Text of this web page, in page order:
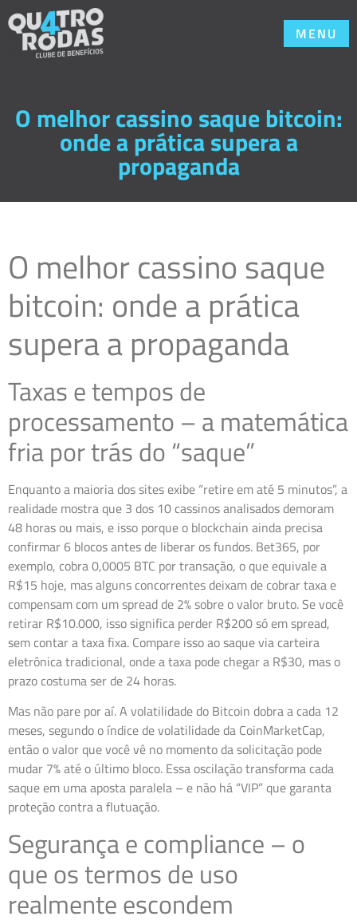
MENU
O melhor cassino saque bitcoin:
onde a prática supera a
propaganda
O melhor cassino saque
bitcoin: onde a prática
supera a propaganda
Taxas e tempos de
processamento – a matemática
fria por trás do “saque”
Enquanto a maioria dos sites exibe “retire em até 5 minutos”, a
realidade mostra que 3 dos 10 cassinos analisados demoram
48 horas ou mais, e isso porque o blockchain ainda precisa
confirmar 6 blocos antes de liberar os fundos. Bet365, por
exemplo, cobra 0,0005 BTC por transação, o que equivale a
R$15 hoje, mas alguns concorrentes deixam de cobrar taxa e
compensam com um spread de 2% sobre o valor bruto. Se você
retirar R$10.000, isso significa perder R$200 só em spread,
sem contar a taxa fixa. Compare isso ao saque via carteira
eletrônica tradicional, onde a taxa pode chegar a R$30, mas o
prazo costuma ser de 24 horas.
Mas não pare por aí. A volatilidade do Bitcoin dobra a cada 12
meses, segundo o índice de volatilidade da CoinMarketCap,
então o valor que você vê no momento da solicitação pode
mudar 7% até o último bloco. Essa oscilação transforma cada
saque em uma aposta paralela – e não há “VIP” que garanta
proteção contra a flutuação.
Segurança e compliance – o
que os termos de uso
realmente escondem